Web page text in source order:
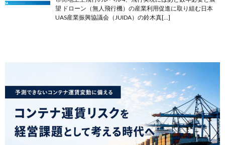
望 ドローン（無人飛行機）の産業利用促進に取り組む日本
UAS産業振興協議会（JUIDA）の鈴木真[…]